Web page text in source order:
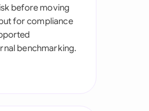
before moving
for compliance
benchmarking.